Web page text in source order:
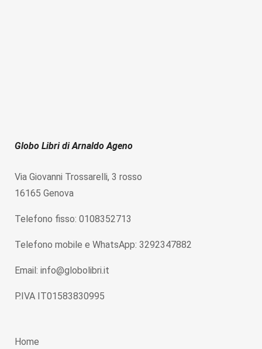
Globo Libri di Arnaldo Ageno
Via Giovanni Trossarelli, 3 rosso
16165 Genova
Telefono fisso: 0108352713
Telefono mobile e WhatsApp: 3292347882
Email: info@globolibri.it
P.IVA IT01583830995
Home